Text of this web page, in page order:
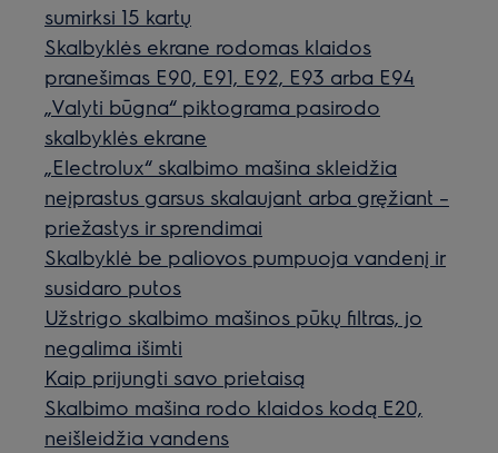
sumirksi 15 kartų
Skalbyklės ekrane rodomas klaidos
pranešimas E90, E91, E92, E93 arba E94
„Valyti būgna“ piktograma pasirodo
skalbyklės ekrane
„Electrolux“ skalbimo mašina skleidžia
neįprastus garsus skalaujant arba gręžiant –
priežastys ir sprendimai
Skalbyklė be paliovos pumpuoja vandenį ir
susidaro putos
Užstrigo skalbimo mašinos pūkų filtras, jo
negalima išimti
Kaip prijungti savo prietaisą
Skalbimo mašina rodo klaidos kodą E20,
neišleidžia vandens